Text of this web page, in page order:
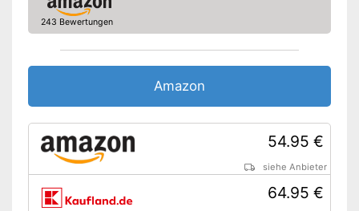
243 Bewertungen
Amazon
54.95 €
siehe Anbieter
64.95 €